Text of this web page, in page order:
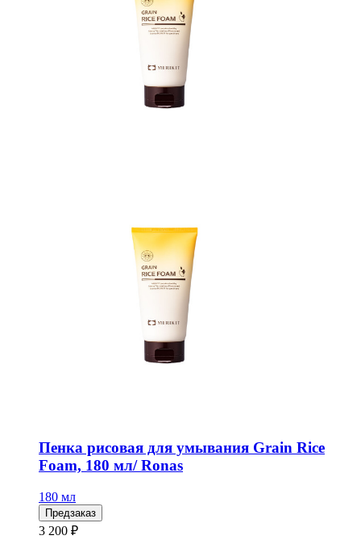
Пенка рисовая для умывания Grain Rice
Foam, 180 мл/ Ronas
180 мл
Предзаказ
3 200 ₽